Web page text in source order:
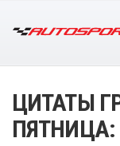
ЦИТАТЫ
ПЯТНИЦА: